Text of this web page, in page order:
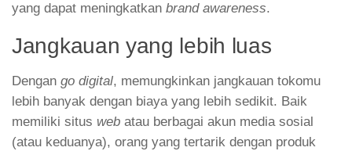
yang dapat meningkatkan brand awareness.
Jangkauan yang lebih luas
Dengan go digital, memungkinkan jangkauan tokomu
lebih banyak dengan biaya yang lebih sedikit. Baik
memiliki situs web atau berbagai akun media sosial
(atau keduanya), orang yang tertarik dengan produk